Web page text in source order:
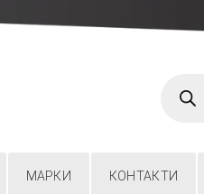
search
МАРКИ КОНТАКТИ